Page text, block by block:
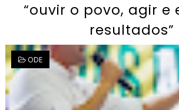
“ouvir o povo, agir e
resultados”
ODE